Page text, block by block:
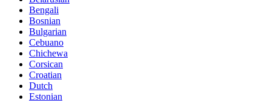
Bengali
Bosnian
Bulgarian
Cebuano
Chichewa
Corsican
Croatian
Dutch
Estonian